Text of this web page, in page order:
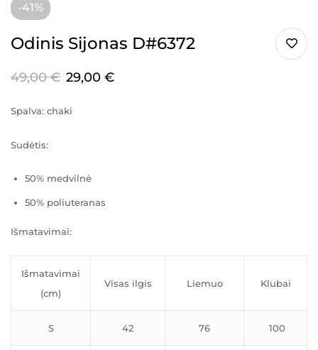
-41%
Odinis Sijonas D#6372
49,00€ 29,00 €
Spalva: chaki
Sudėtis:
50% medvilnė
50% poliuteranas
Išmatavimai:
Išmatavimai
(cm)
Visas ilgis Liemuo Klubai
S 42 76 100